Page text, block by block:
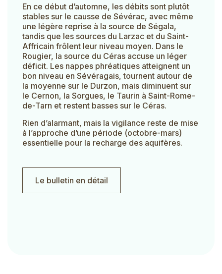
En ce début d’automne, les débits sont plutôt
stables sur le causse de Sévérac, avec même
une légère reprise à la source de Ségala,
tandis que les sources du Larzac et du Saint-
Affricain frôlent leur niveau moyen. Dans le
Rougier, la source du Céras accuse un léger
déficit. Les nappes phréatiques atteignent un
bon niveau en Sévéragais, tournent autour de
la moyenne sur le Durzon, mais diminuent sur
le Cernon, la Sorgues, le Taurin à Saint-Rome-
de-Tarn et restent basses sur le Céras.
Rien d’alarmant, mais la vigilance reste de mise
à l’approche d’une période (octobre-mars)
essentielle pour la recharge des aquifères.
Le bulletin en détail